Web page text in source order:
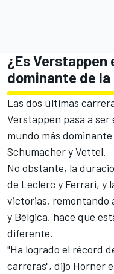
¿Es Verstappen
dominante de la
Las dos últimas
Verstappen pasa a
mundo más
Schumacher y Vettel.
No obstante, la
de Leclerc y Ferrari, y
victorias, remontando
y Bélgica, hace que
diferente.
"Ha logrado el récord
carreras", dijo Horner